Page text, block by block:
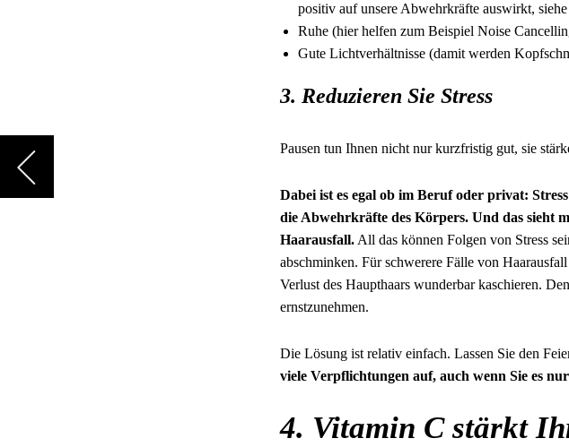
positiv auf unsere Abwehrkräfte auswirkt,
Ruhe (hier helfen zum Beispiel Noise
Gute Lichtverhältnisse (damit werden
3. Reduzieren Sie Stress
Pausen tun Ihnen nicht nur kurzfristig gut, sie
Dabei ist es egal ob im Beruf oder privat:
die Abwehrkräfte des Körpers. Und das sieht
Haarausfall.All das können Folgen von Stress
abschminken. Für schwerere Fälle von
Verlust des Haupthaars wunderbar kaschieren.
ernstzunehmen.
Die Lösung ist relativ einfach. Lassen Sie den
viele Verpflichtungen auf, auch wenn Sie es
4. Vitamin C stärkt